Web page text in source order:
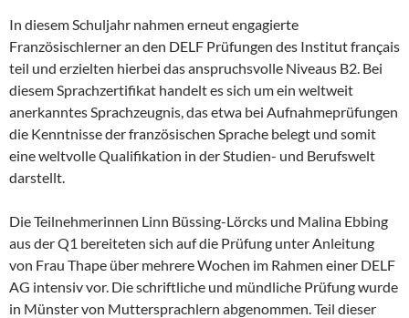
In diesem Schuljahr nahmen erneut engagierte
Französischlerner an den DELF Prüfungen des Institut français
teil und erzielten hierbei das anspruchsvolle Niveaus B2. Bei
diesem Sprachzertifikat handelt es sich um ein weltweit
anerkanntes Sprachzeugnis, das etwa bei Aufnahmeprüfungen
die Kenntnisse der französischen Sprache belegt und somit
eine weltvolle Qualifikation in der Studien- und Berufswelt
darstellt.
Die Teilnehmerinnen Linn Büssing-Lörcks und Malina Ebbing
aus der Q1 bereiteten sich auf die Prüfung unter Anleitung
von Frau Thape über mehrere Wochen im Rahmen einer DELF
AG intensiv vor. Die schriftliche und mündliche Prüfung wurde
in Münster von Muttersprachlern abgenommen. Teil dieser